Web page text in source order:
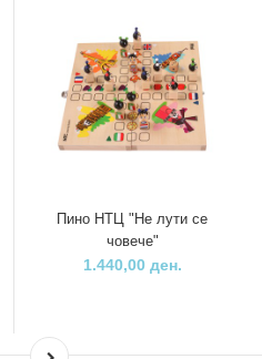
Пино НТЦ "Не лути се
човече"
1.440,00 ден.